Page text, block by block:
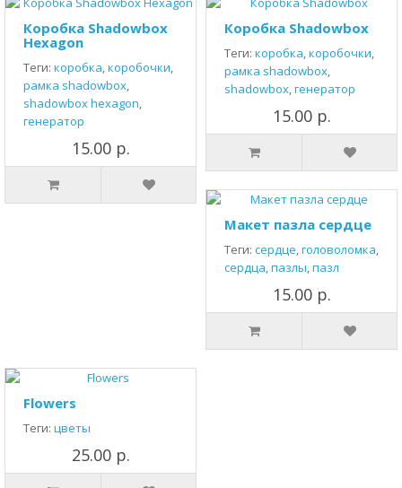
Коробка Shadowbox
Hexagon
Теги: коробка,коробочки,
рамка shadowbox,
shadowbox hexagon,
генератор
15.00 р.
Коробка Shadowbox
Теги: коробка,коробочки,
рамка shadowbox,
shadowbox,генератор
15.00 р.
Макет пазла сердце
Теги: сердце,головоломка,
сердца,пазлы,пазл
15.00 р.
Flowers
Теги: цветы
25.00 р.